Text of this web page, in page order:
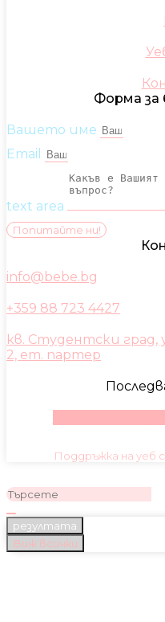
Форма за
Вашето име
Email
text area
Попитайте ни!
info@bebe.bg
+359 88 723 4427
кв. Студентски град,
2, ет. партер
Поддръжка на уеб
резултата
Виж всички